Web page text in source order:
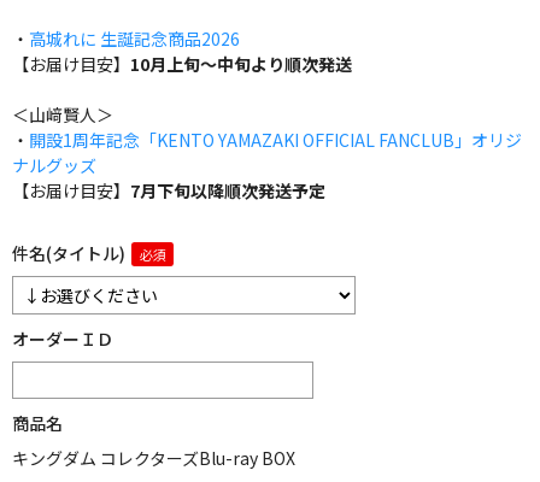
・ 高城れに 生誕記念商品2026
【お届け目安】 10月上旬～中旬より順次発送
＜山﨑賢人＞
・ 開設1周年記念「KENTO YAMAZAKI OFFICIAL FANCLUB」オリジ
ナルグッズ
【お届け目安】 7月下旬以降順次発送予定
件名(タイトル)
オーダーＩＤ
商品名
キングダム コレクターズBlu-ray BOX